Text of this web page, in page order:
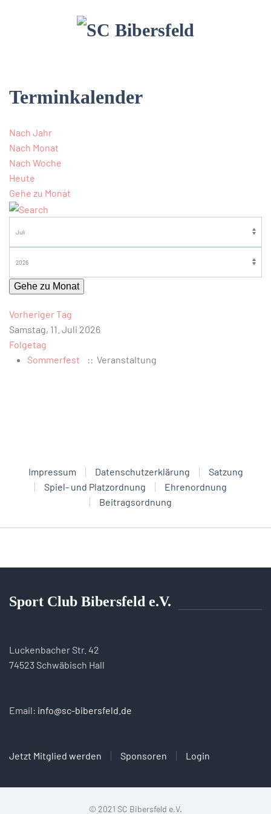
Terminkalender
Nach Jahr
Nach Monat
Nach Woche
Heute
Gehe zu Monat
Gehe zu Monat
Vorheriger Tag
Samstag, 11. Juli 2026
Folgetag
Sommerfest
:: Veranstaltung
Impressum Datenschutzerklärung
Satzung
Spiel- und Platzordnung
Ehrenordnung
Beitragsordnung
Sport Club Bibersfeld e.V.
Luckenbacher Str. 42
74523 Schwäbisch Hall
Email: info@sc-bibersfeld.de
Jetzt Mitglied werden Sponsoren Login
© 2021 SC Bibersfeld e.V.